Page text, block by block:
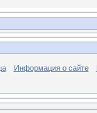
Информация о сайте